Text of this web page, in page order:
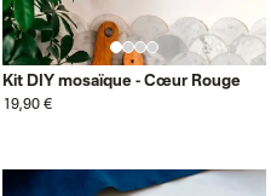
Kit DIY mosaïque - Cœur Rouge
19,90 €